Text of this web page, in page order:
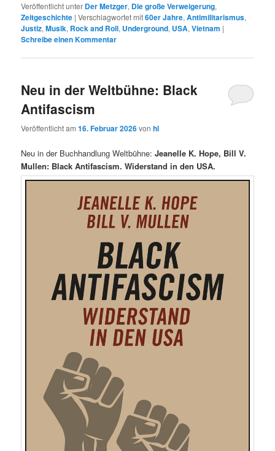
Veröffentlicht unter Der Metzger, Die große Verweigerung,
Zeitgeschichte |Verschlagwortet mit60er Jahre,Antimilitarismus,
Justiz,Musik, Rock and Roll, Underground, USA,Vietnam |
Schreibe einen Kommentar
Neu in der Weltbühne: Black
Antifascism
Veröffentlicht am16. Februar 2026vonhl
Neu in der Buchhandlung Weltbühne:Jeanelle K. Hope, Bill V.
Mullen: Black Antifascism. Widerstand in den USA.